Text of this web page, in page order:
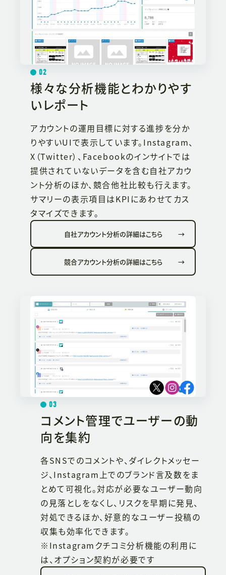
02
様々な分析機能とわかりやす
いレポート
アカウントの運用目標に対する進捗を分か
りやすいUIで表示しています。Instagram、
X（Twitter）、Facebookのインサイトでは
提供されていないデータを含む自社アカウ
ント分析のほか、競合他社比較も行えます。
サマリーの表示項目はKPIにあわせてカス
タマイズできます。
自社アカウント分析の詳細はこちら →
競合アカウント分析の詳細はこちら →
03
コメント管理でユーザーの動
向を集約
各SNSでのコメントや、ダイレクトメッセー
ジ、Instagram上でのブランド言及数をま
とめて可視化。対応が必要なユーザー動向
の見落としをなくし、リスクを早期に発見、
対処できるほか、好意的なユーザー投稿の
収集も効率化できます。
※Instagramクチコミ分析機能の利用に
は、オプション契約が必要です